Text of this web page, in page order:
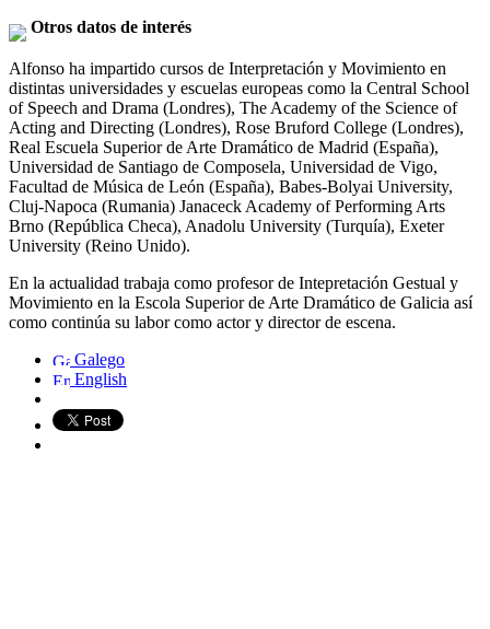
Otros datos de interés
Alfonso ha impartido cursos de Interpretación y Movimiento en
distintas universidades y escuelas europeas como la Central School
of Speech and Drama (Londres), The Academy of the Science of
Acting and Directing (Londres), Rose Bruford College (Londres),
Real Escuela Superior de Arte Dramático de Madrid (España),
Universidad de Santiago de Composela, Universidad de Vigo,
Facultad de Música de León (España), Babes-Bolyai University,
Cluj-Napoca (Rumania) Janaceck Academy of Performing Arts
Brno (República Checa), Anadolu University (Turquía), Exeter
University (Reino Unido).
En la actualidad trabaja como profesor de Intepretación Gestual y
Movimiento en la Escola Superior de Arte Dramático de Galicia así
como continúa su labor como actor y director de escena.
Galego
English